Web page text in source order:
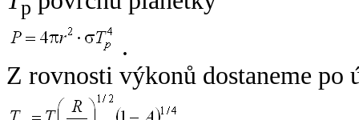
p
.
Z rovnosti výkonů dostaneme po